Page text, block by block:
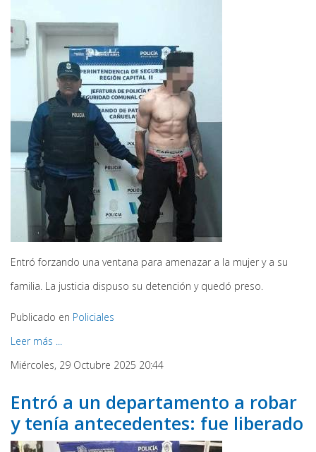
Entró forzando una ventana para amenazar a la mujer y a su
familia. La justicia dispuso su detención y quedó preso.
Publicado en Policiales
Leer más ...
Miércoles, 29 Octubre 2025 20:44
Entró a un departamento a robar
y tenía antecedentes: fue liberado